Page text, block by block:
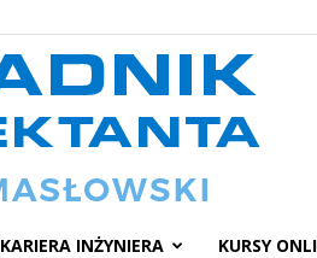
KARIERA INŻYNIERA KURSY